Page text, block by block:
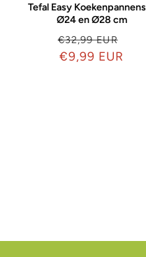
Tefal Easy
Ø24 en Ø28 cm
Normale
prijs
€32,99 EUR
€9,99 EUR